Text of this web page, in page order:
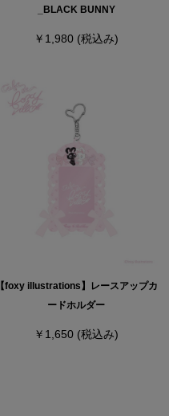
_BLACK BUNNY
￥1,980 (税込み)
【foxy illustrations】レースアップカ
ードホルダー
￥1,650 (税込み)